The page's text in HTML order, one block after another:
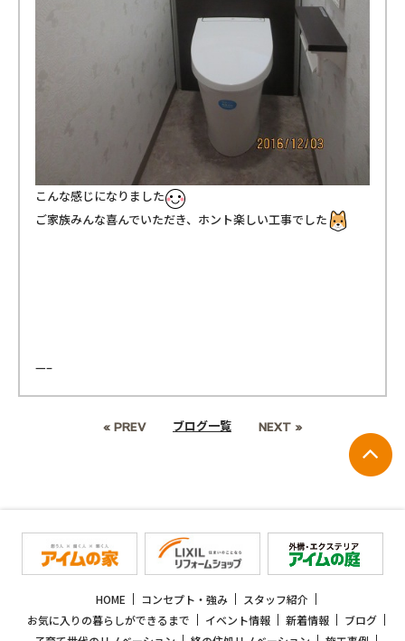
こんな感じになりました
ご家族みんな喜んでいただき、ホント楽しい工事でした
—–
« PREV ブログ一覧 NEXT »
HOME コンセプト・強み
スタッフ紹介
お気に入りの暮らしができるまで
イベント情報 新着情報
ブログ